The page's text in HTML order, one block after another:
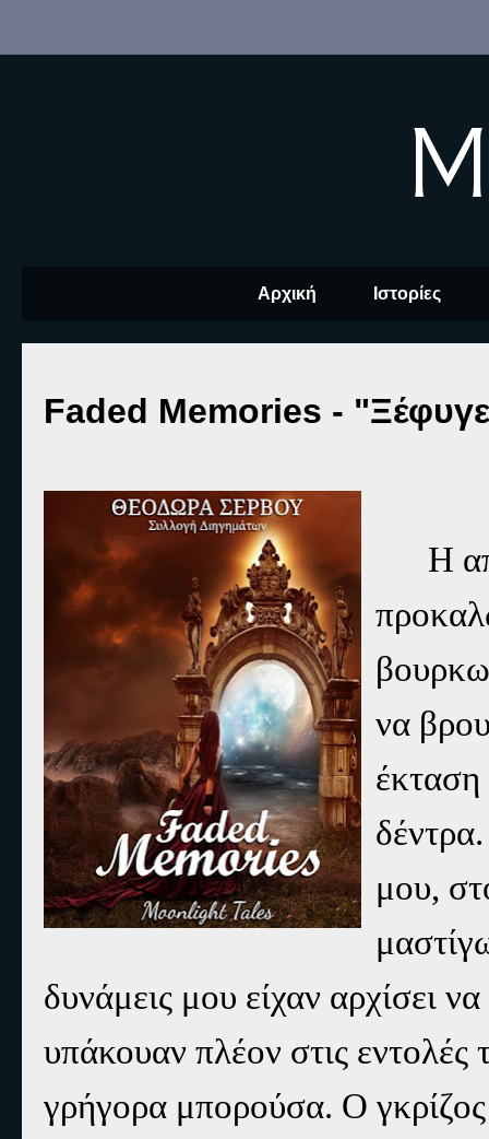
Αρχική Ιστορίες
Faded Memories -
Η
να
μου,
δυνάμεις μου είχαν αρχίσει
υπάκουαν πλέον στις
γρήγορα μπορούσα. Ο